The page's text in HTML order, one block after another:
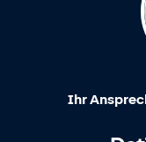
Ihr